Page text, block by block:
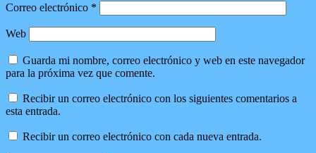
Correo electrónico *
Web
Guarda mi nombre, correo electrónico y web en este navegador
para la próxima vez que comente.
Recibir un correo electrónico con los siguientes comentarios a
esta entrada.
Recibir un correo electrónico con cada nueva entrada.